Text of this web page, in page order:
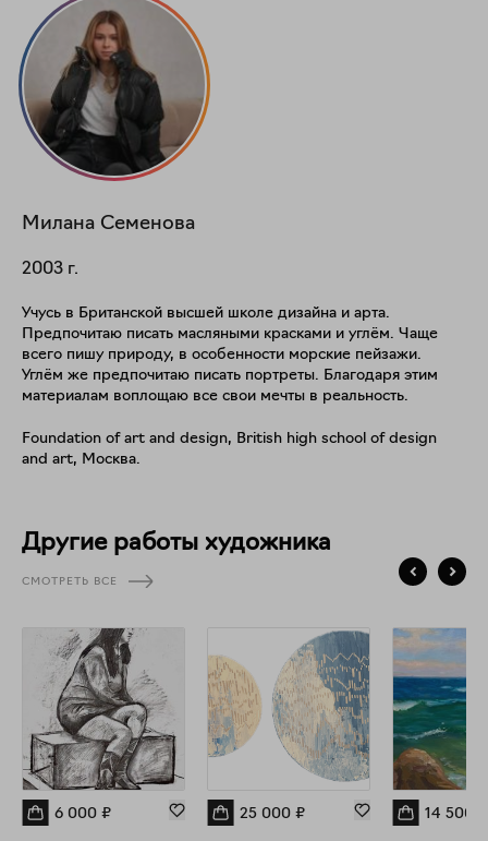
Милана Семенова
2003 г.
Учусь в Британской высшей школе дизайна и арта.
Предпочитаю писать масляными красками и углём. Чаще
всего пишу природу, в особенности морские пейзажи.
Углём же предпочитаю писать портреты. Благодаря этим
материалам воплощаю все свои мечты в реальность.
Foundation of art and design, British high school of design
and art, Москва.
Другие работы художника
СМОТРЕТЬ ВСЕ
6 000 ₽ 25 000 ₽ 14 500